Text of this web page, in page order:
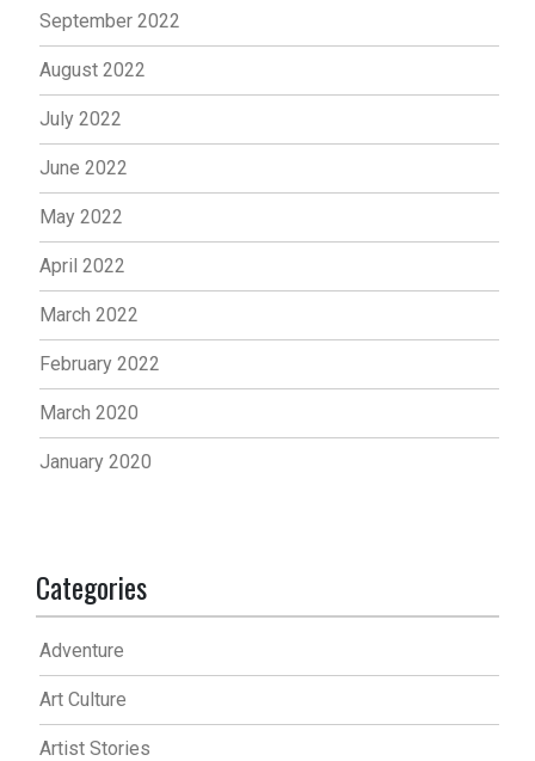
September 2022
August 2022
July 2022
June 2022
May 2022
April 2022
March 2022
February 2022
March 2020
January 2020
Categories
Adventure
Art Culture
Artist Stories